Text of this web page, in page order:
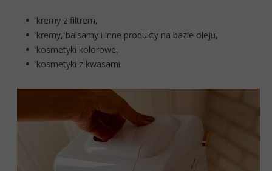
kremy z filtrem,
kremy, balsamy i inne produkty na bazie oleju,
kosmetyki kolorowe,
kosmetyki z kwasami.